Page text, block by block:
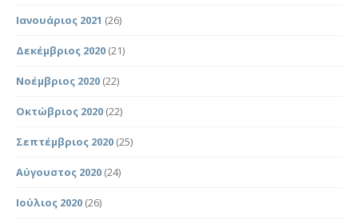
Ιανουάριος 2021 (26)
Δεκέμβριος 2020 (21)
Νοέμβριος 2020 (22)
Οκτώβριος 2020 (22)
Σεπτέμβριος 2020 (25)
Αύγουστος 2020 (24)
Ιούλιος 2020 (26)